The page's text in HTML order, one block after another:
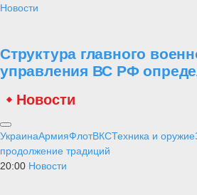
Новости
Структура главного
управления ВС РФ
Новости
УкраинаАрмияФлотВКСТехника и оружие
продолжение традиций
20:00 Новости